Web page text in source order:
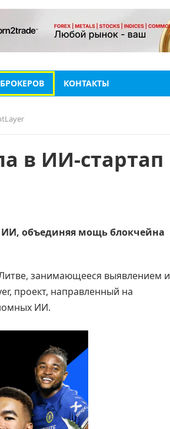
КОНТАКТЫ
в ИИ-стартап
ИИ, объединяя мощь блокчейна
занимающееся выявлением и
проект, направленный на
ИИ.